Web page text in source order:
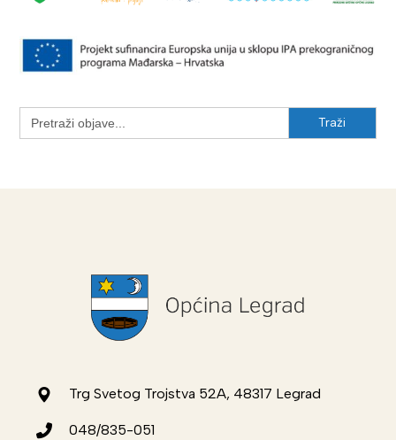
Search
for:
Trg Svetog Trojstva 52A, 48317 Legrad
048/835-051